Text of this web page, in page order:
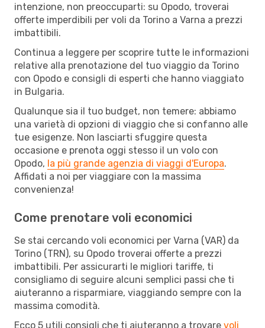
intenzione, non preoccuparti: su Opodo, troverai
offerte imperdibili per voli da Torino a Varna a prezzi
imbattibili.
Continua a leggere per scoprire tutte le informazioni
relative alla prenotazione del tuo viaggio da Torino
con Opodo e consigli di esperti che hanno viaggiato
in Bulgaria.
Qualunque sia il tuo budget, non temere: abbiamo
una varietà di opzioni di viaggio che si confanno alle
tue esigenze. Non lasciarti sfuggire questa
occasione e prenota oggi stesso il un volo con
Opodo, la più grande agenzia di viaggi d'Europa.
Affidati a noi per viaggiare con la massima
convenienza!
Come prenotare voli economici
Se stai cercando voli economici per Varna (VAR) da
Torino (TRN), su Opodo troverai offerte a prezzi
imbattibili. Per assicurarti le migliori tariffe, ti
consigliamo di seguire alcuni semplici passi che ti
aiuteranno a risparmiare, viaggiando sempre con la
massima comodità.
Ecco 5 utili consigli che ti aiuteranno a trovare voli